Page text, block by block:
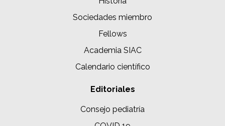
Sociedades miembro
Fellows
Academia SIAC
Calendario científico
Editoriales
Consejo pediatría